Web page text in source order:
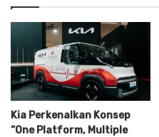
Kia Perkenalkan Konsep
“One Platform, Multiple